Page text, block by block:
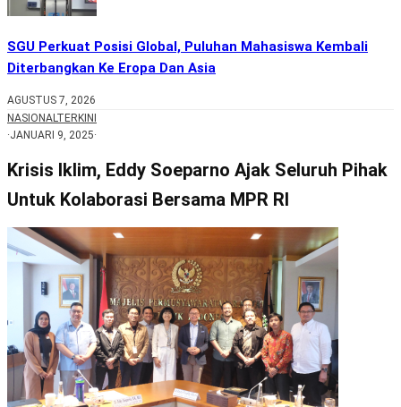
SGU Perkuat Posisi Global, Puluhan Mahasiswa Kembali
Diterbangkan Ke Eropa Dan Asia
AGUSTUS 7, 2026
NASIONALTERKINI
·JANUARI 9, 2025·
Krisis Iklim, Eddy Soeparno Ajak Seluruh Pihak
Untuk Kolaborasi Bersama MPR RI